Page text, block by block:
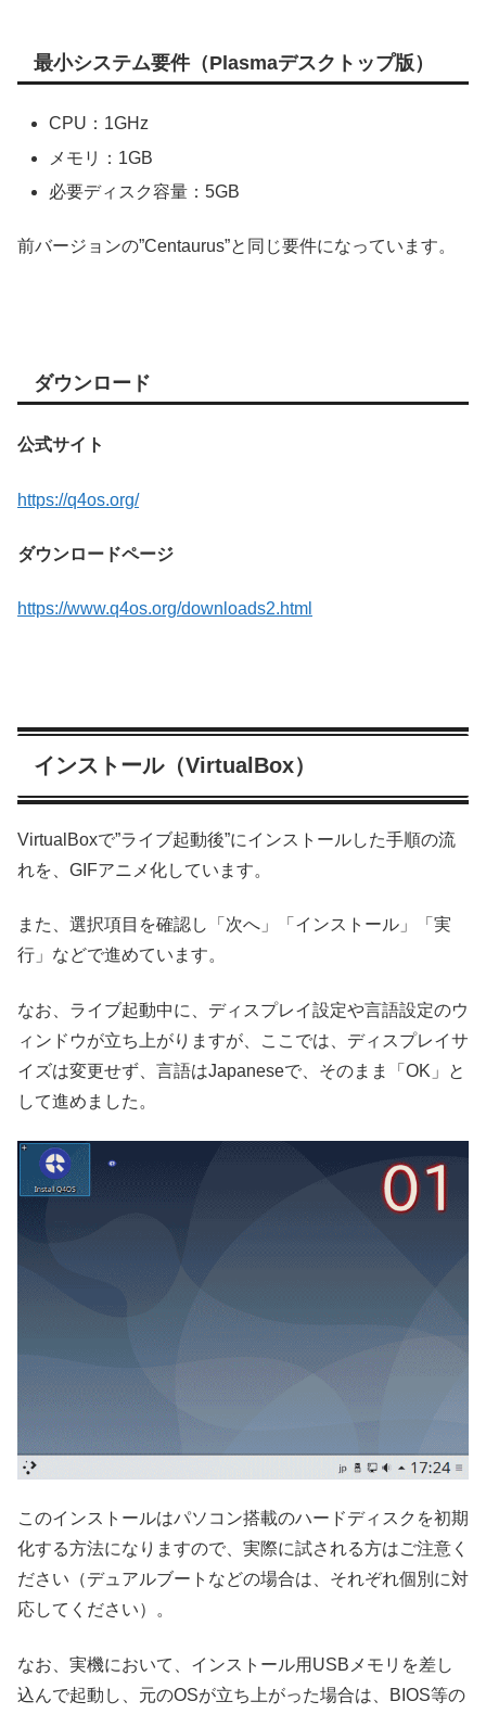
最小システム要件（Plasmaデスクトップ版）
CPU：1GHz
メモリ：1GB
必要ディスク容量：5GB
前バージョンの”Centaurus”と同じ要件になっています。
ダウンロード
公式サイト
https://q4os.org/
ダウンロードページ
https://www.q4os.org/downloads2.html
インストール（VirtualBox）
VirtualBoxで”ライブ起動後”にインストールした手順の流
れを、GIFアニメ化しています。
また、選択項目を確認し「次へ」「インストール」「実
行」などで進めています。
なお、ライブ起動中に、ディスプレイ設定や言語設定のウ
ィンドウが立ち上がりますが、ここでは、ディスプレイサ
イズは変更せず、言語はJapaneseで、そのまま「OK」と
して進めました。
このインストールはパソコン搭載のハードディスクを初期
化する方法になりますので、実際に試される方はご注意く
ださい（デュアルブートなどの場合は、それぞれ個別に対
応してください）。
なお、実機において、インストール用USBメモリを差し
込んで起動し、元のOSが立ち上がった場合は、BIOS等の